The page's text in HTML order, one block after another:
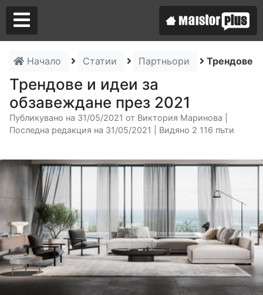
Начало Статии Партньори Трендове
Трендове и идеи за
обзавеждане през 2021
Публикувано на 31/05/2021 от Виктория Маринова |
Последна редакция на 31/05/2021 | Видяно 2 116 пъти
Аз съм майстор
Търся майстор